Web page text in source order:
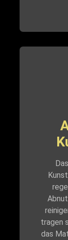
tragen
das